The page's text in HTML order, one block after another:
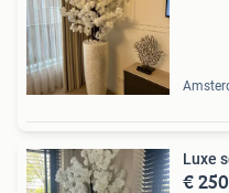
Luxe
€